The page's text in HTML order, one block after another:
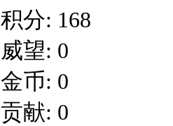
积分: 168
威望: 0
金币: 0
贡献: 0